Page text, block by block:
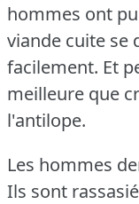
hommes ont
viande cuite se
facilement. Et
meilleure que
l'antilope.
Les hommes
Ils sont